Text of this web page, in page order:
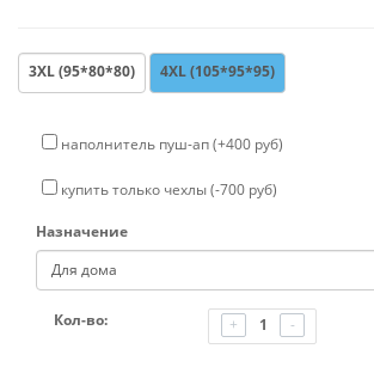
3XL (95*80*80) 4XL (105*95*95)
наполнитель пуш-ап (+400 руб)
купить только чехлы (-700 руб)
Назначение
Кол-во: + -